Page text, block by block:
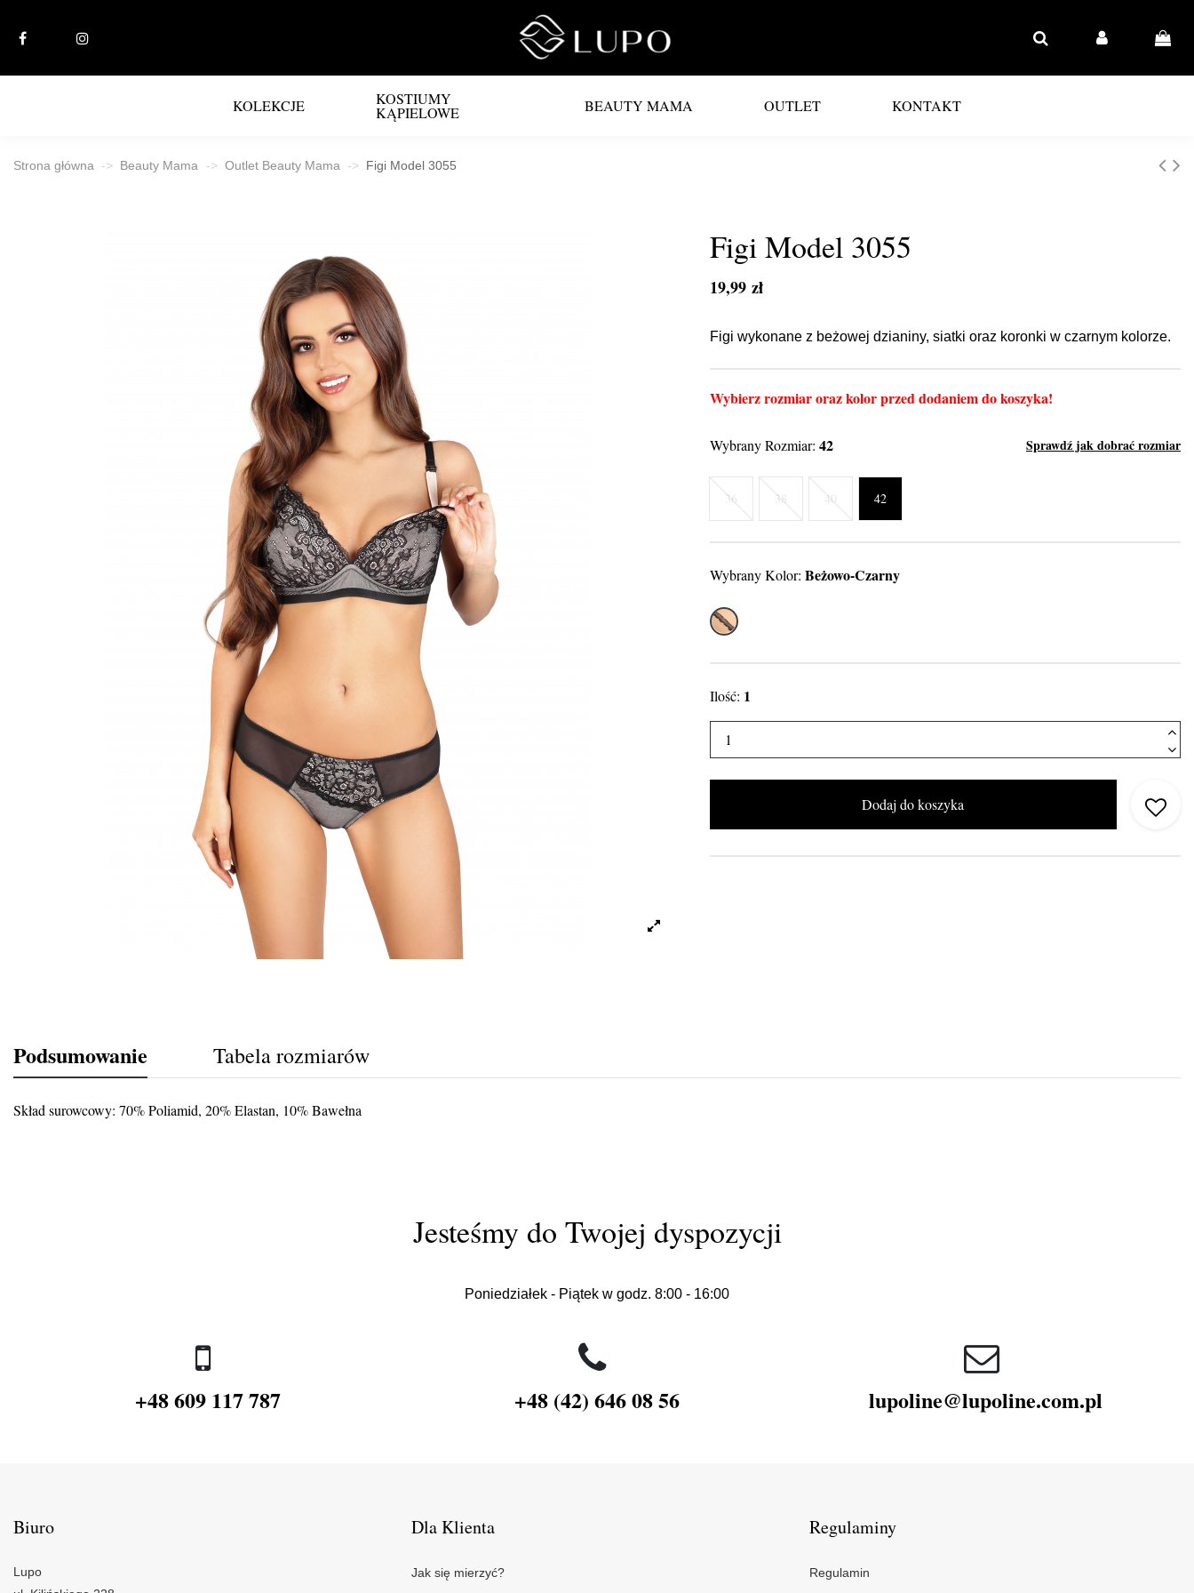
KOLEKCJE KOSTIUMY
KĄPIELOWE BEAUTY MAMA OUTLET KONTAKT
Strona główna Beauty Mama Outlet Beauty Mama Figi Model 3055
Figi Model 3055
19,99 zł
Figi wykonane z beżowej dzianiny, siatki oraz koronki w czarnym kolorze.
Wybierz rozmiar oraz kolor przed dodaniem do koszyka!
Wybrany Rozmiar: 42 Sprawdź jak dobrać rozmiar
36 38 40 42
Wybrany Kolor: Beżowo-Czarny
Beżowo-czarny
Ilość: 1
Dodaj do koszyka
Podsumowanie Tabela rozmiarów
Skład surowcowy: 70% Poliamid, 20% Elastan, 10% Bawełna
Jesteśmy do Twojej dyspozycji
Poniedziałek - Piątek w godz. 8:00 - 16:00
+48 609 117 787 +48 (42) 646 08 56 lupoline@lupoline.com.pl
Biuro
Lupo
Dla Klienta
Jak się mierzyć?
Regulaminy
Regulamin